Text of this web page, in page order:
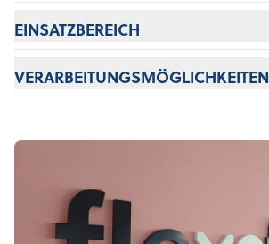
KONTAKT
EINSATZBEREICH
VERARBEITUNGSMÖGLICHKEITEN